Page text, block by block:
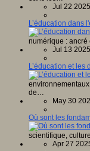
Jul 22 2025
L’éducation dans
numérique :
Jul 13 2025
L’éducation et
de…
May 30
Où sont les
scientifique,
Apr 27